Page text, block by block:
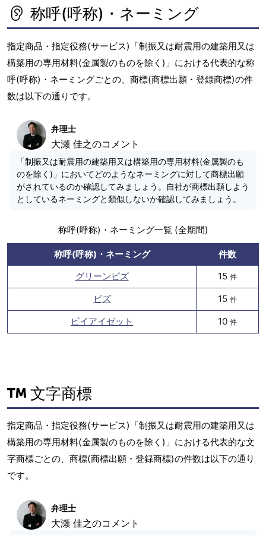
称呼(呼称)・ネーミング
指定商品・指定役務(サービス)「制振又は耐震用の建築用又は
構築用の専用材料(金属製のものを除く)」における代表的な称
呼(呼称)・ネーミングごとの、商標(商標出願・登録商標)の件
数は以下の通りです。
弁理士
大瀬 佳之のコメント
「制振又は耐震用の建築用又は構築用の専用材料(金属製のも
のを除く)」においてどのようなネーミングに対して商標出願
がされているのか確認してみましょう。自社が商標出願しよう
としているネーミングと類似しないか確認してみましょう。
称呼(呼称)・ネーミング一覧 (全期間)
称呼(呼称)・ネーミング
件数
グリーンビズ
15 件
ビズ 15 件
ビイアイゼット 10 件
文字商標
指定商品・指定役務(サービス)「制振又は耐震用の建築用又は
構築用の専用材料(金属製のものを除く)」における代表的な文
字商標ごとの、商標(商標出願・登録商標)の件数は以下の通り
です。
弁理士
大瀬 佳之のコメント